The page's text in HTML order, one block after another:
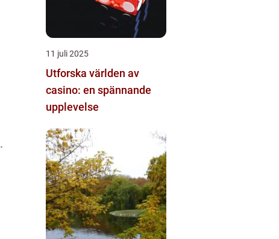
11 juli 2025
Utforska världen av
casino: en spännande
upplevelse